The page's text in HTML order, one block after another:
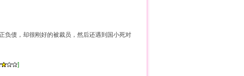
负债，却很刚好的被裁员，然后还遇到国小死对
]